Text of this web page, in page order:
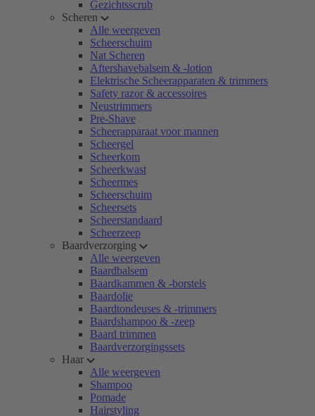
Gezichtsscrub
Scheren
Alle weergeven
Scheerschuim
Nat Scheren
Aftershavebalsem & -lotion
Elektrische Scheerapparaten & trimmers
Safety razor & accessoires
Neustrimmers
Pre-Shave
Scheerapparaat voor mannen
Scheergel
Scheerkom
Scheerkwast
Scheermes
Scheerschuim
Scheersets
Scheerstandaard
Scheerzeep
Baardverzorging
Alle weergeven
Baardbalsem
Baardkammen & -borstels
Baardolie
Baardtondeuses & -trimmers
Baardshampoo & -zeep
Baard trimmen
Baardverzorgingssets
Haar
Alle weergeven
Shampoo
Pomade
Hairstyling